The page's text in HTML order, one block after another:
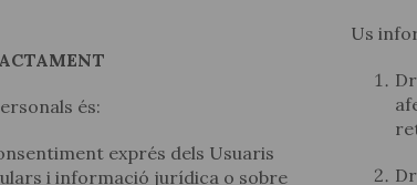
és:
exprés dels Usuaris
i informació jurídica o sobre
Us